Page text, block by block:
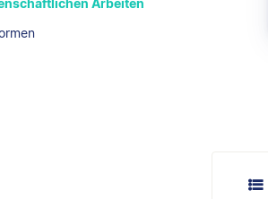
Arbeiten